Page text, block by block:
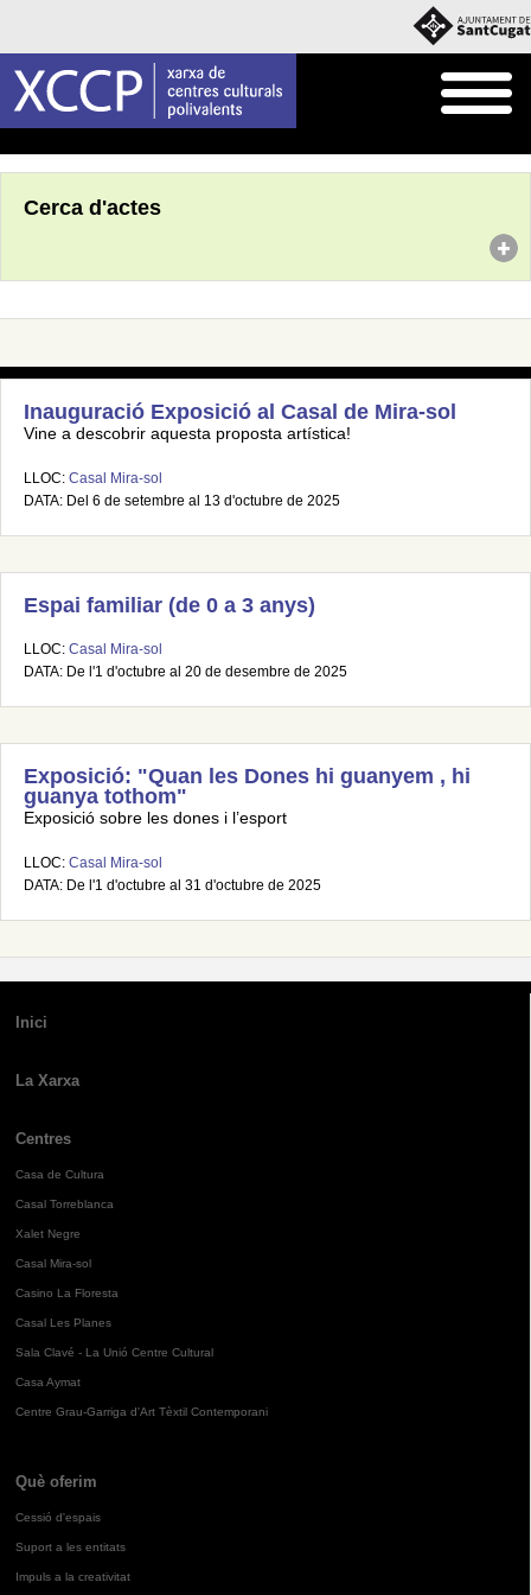
Cerca d'actes
Inauguració Exposició al Casal de Mira-sol
Vine a descobrir aquesta proposta artística!
LLOC: Casal Mira-sol
DATA: Del 6 de setembre al 13 d'octubre de 2025
Espai familiar (de 0 a 3 anys)
LLOC: Casal Mira-sol
DATA: De l'1 d'octubre al 20 de desembre de 2025
Exposició: "Quan les Dones hi guanyem , hi
guanya tothom"
Exposició sobre les dones i l’esport
LLOC: Casal Mira-sol
DATA: De l'1 d'octubre al 31 d'octubre de 2025
Inici
La Xarxa
Centres
Casa de Cultura
Casal Torreblanca
Xalet Negre
Casal Mira-sol
Casino La Floresta
Casal Les Planes
Sala Clavé - La Unió Centre Cultural
Casa Aymat
Centre Grau-Garriga d'Art Tèxtil Contemporani
Què oferim
Cessió d'espais
Suport a les entitats
Impuls a la creativitat